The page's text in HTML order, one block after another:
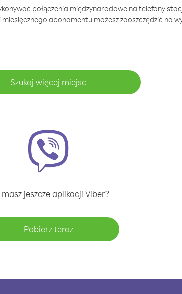
połączenia międzynarodowe na telefony
abonamentu możesz zaoszczędzić na
Szukaj więcej miejsc
masz jeszcze aplikacji Viber?
Pobierz teraz